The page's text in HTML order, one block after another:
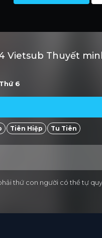
Vietsub Thuyết
Thứ 6
Tiên Hiệp Tu Tiên
thứ con người có thể tự